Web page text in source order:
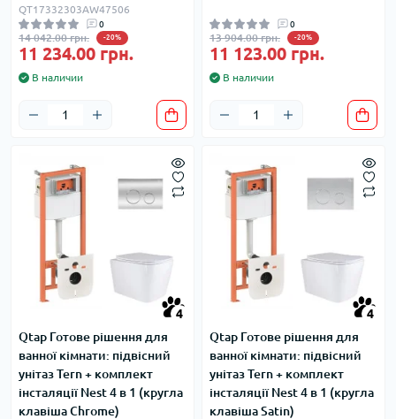
QT17332303AW47506
0
14 042.00 грн. -20%
11 234.00 грн.
В наличии
0
13 904.00 грн. -20%
11 123.00 грн.
В наличии
4
Qtap Готове рішення для
ванної кімнати: підвісний
унітаз Tern + комплект
інсталяції Nest 4 в 1 (кругла
клавіша Chrome)
4
Qtap Готове рішення для
ванної кімнати: підвісний
унітаз Tern + комплект
інсталяції Nest 4 в 1 (кругла
клавіша Satin)